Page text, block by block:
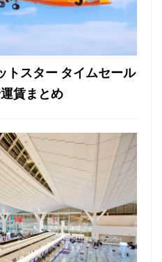
トスター タイムセール
賃まとめ